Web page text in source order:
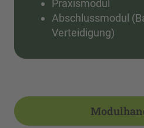
Praxismodul
Abschlussmodul
Verteidigung)